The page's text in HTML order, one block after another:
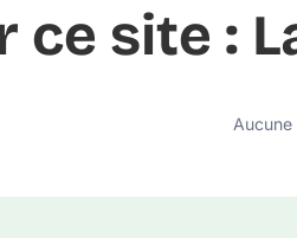
ce site :